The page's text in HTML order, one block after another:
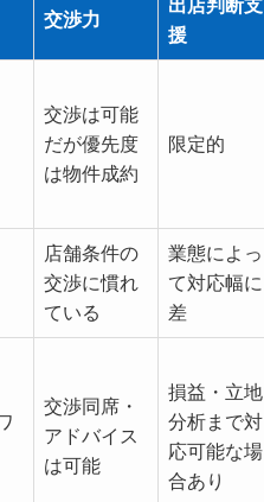
交渉力
出店判断支
援
交渉は可能
だが優先度
は物件成約
限定的
店舗条件の
交渉に慣れ
ている
業態によっ
て対応幅に
差
交渉同席・
アドバイス
は可能
損益・立地
分析まで対
応可能な場
合あり